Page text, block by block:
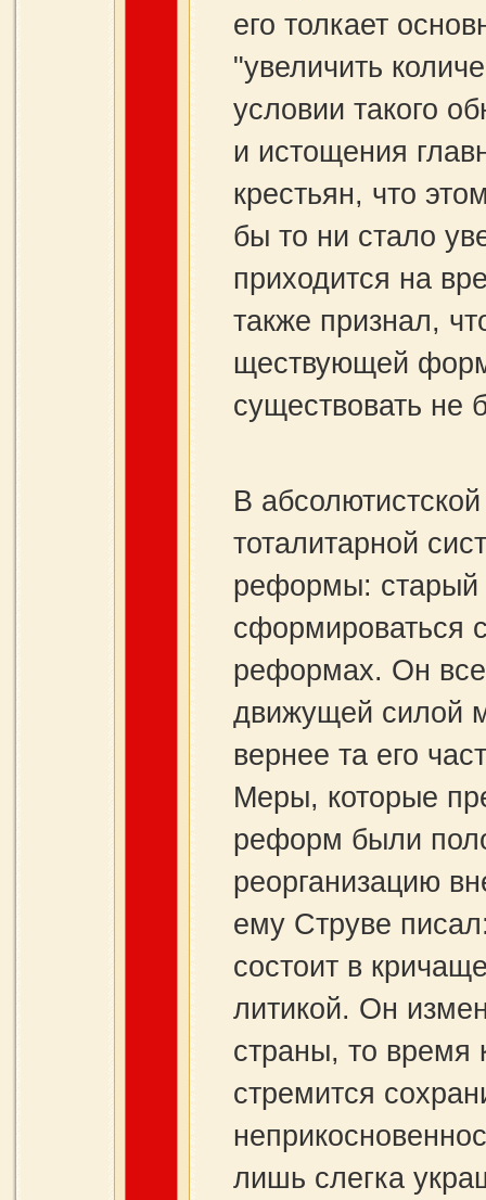
его толкает
"увеличить
условии такого
и истощения
крестьян, что
бы то ни стало
прихо­дится на
также признал,
ществующей
существо­вать не
В
тоталитарной
реформы: старый
сформироваться
реформах. Он
движущей силой
вернее та его
Меры, которые
реформ были
реорга­низацию
ему Струве
состоит в
литикой. Он
страны, то время
стремится
лишь слегка